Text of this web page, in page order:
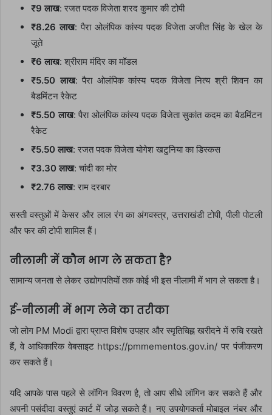
₹9 लाख: रजत पदक विजेता शरद कुमार की टोपी
₹8.26 लाख: पैरा ओलंपिक कांस्य पदक विजेता अजीत सिंह के खेल के
जूते
₹6 लाख: श्रीराम मंदिर का मॉडल
₹5.50 लाख: पैरा ओलंपिक कांस्य पदक विजेता नित्य श्री शिवन का
बैडमिंटन रैकेट
₹5.50 लाख: पैरा ओलंपिक कांस्य पदक विजेता सुकांत कदम का बैडमिंटन
रैकेट
₹5.50 लाख: रजत पदक विजेता योगेश खटुनिया का डिस्कस
₹3.30 लाख: चांदी का मोर
₹2.76 लाख: राम दरबार
सस्ती वस्तुओं में केसर और लाल रंग का अंगवस्त्र, उत्तराखंडी टोपी, पीली पोटली
और फर की टोपी शामिल हैं।
नीलामी में कौन भाग ले सकता है?
सामान्य जनता से लेकर उद्योगपतियों तक कोई भी इस नीलामी में भाग ले सकता है।
ई-नीलामी में भाग लेने का तरीका
जो लोग PM Modi द्वारा प्राप्त विशेष उपहार और स्मृतिचिह्न खरीदने में रुचि रखते
हैं, वे आधिकारिक वेबसाइट https://pmmementos.gov.in/ पर पंजीकरण
कर सकते हैं।
यदि आपके पास पहले से लॉगिन विवरण है, तो आप सीधे लॉगिन कर सकते हैं और
अपनी पसंदीदा वस्तुएं कार्ट में जोड़ सकते हैं। नए उपयोगकर्ता मोबाइल नंबर और